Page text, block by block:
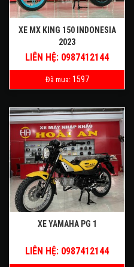
XE MX KING 150 INDONESIA
2023
LIÊN HỆ: 0987412144
Đã mua: 1597
XE YAMAHA PG 1
LIÊN HỆ: 0987412144